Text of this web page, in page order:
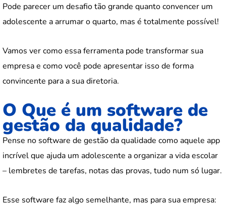
Pode parecer um desafio tão grande quanto convencer um
adolescente a arrumar o quarto, mas é totalmente possível!
Vamos ver como essa ferramenta pode transformar sua
empresa e como você pode apresentar isso de forma
convincente para a sua diretoria.
O Que é um software de
gestão da qualidade?
Pense no software de gestão da qualidade como aquele app
incrível que ajuda um adolescente a organizar a vida escolar
– lembretes de tarefas, notas das provas, tudo num só lugar.
Esse software faz algo semelhante, mas para sua empresa: